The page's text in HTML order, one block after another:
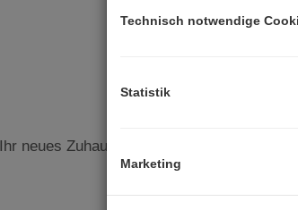
Technisch notwendige
Statistik
Marketing